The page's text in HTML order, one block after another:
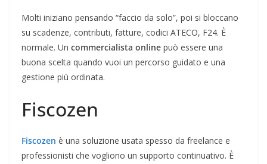
Molti iniziano pensando “faccio da solo”, poi si bloccano
su scadenze, contributi, fatture, codici ATECO, F24. È
normale. Un commercialista online può essere una
buona scelta quando vuoi un percorso guidato e una
gestione più ordinata.
Fiscozen
Fiscozen è una soluzione usata spesso da freelance e
professionisti che vogliono un supporto continuativo. È